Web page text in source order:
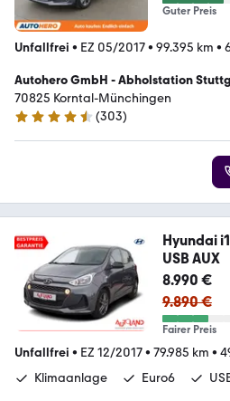
Guter Preis
Unfallfrei • EZ 05/2017• 99.395 km •
Autohero GmbH - Abholstation
70825 Korntal-Münchingen
4.4 Sterne
(303)
Hyundai
USB AUX
8.990 €
9.890 €
Fairer Preis
Unfallfrei • EZ 12/2017• 79.985 km •
Klimaanlage
Euro6